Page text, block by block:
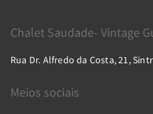
Chalet Saudade- Vintage
Rua Dr. Alfredo da Costa, 21,
Meios sociais